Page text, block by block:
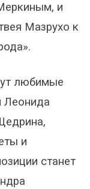
и
Мазрухо к
любимые
Леонида
и
станет